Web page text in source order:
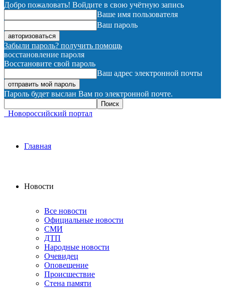
Добро пожаловать! Войдите в свою учётную запись
Ваше имя пользователя
Ваш пароль
Забыли пароль? получить помощь
восстановление пароля
Восстановите свой пароль
Ваш адрес электронной почты
Пароль будет выслан Вам по электронной почте.
Новороссийский портал
Главная
Новости
Все новости
Официальные новости
СМИ
ДТП
Народные новости
Очевидец
Оповещение
Происшествие
Стена памяти